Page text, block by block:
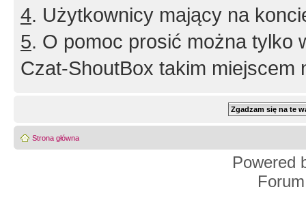
4. Użytkownicy mający na
5. O pomoc prosić można tylko
Czat-ShoutBox takim miejscem
Strona główna
Powered